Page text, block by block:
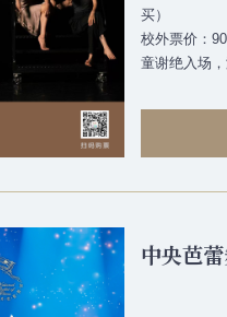
买）
校外票价：
童谢绝入场
中央芭